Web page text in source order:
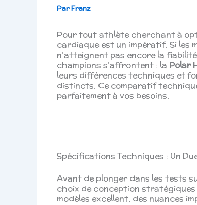
ParFranz
Pour tout athlète cherchant à
cardiaque est un impératif. Si les
n’atteignent pas encore la
champions s’affrontent : la Polar
leurs différences techniques et
distincts. Ce comparatif
parfaitement à vos besoins.
Spécifications Techniques : Un
Avant de plonger dans les tests
choix de conception
modèles excellent, des nuances